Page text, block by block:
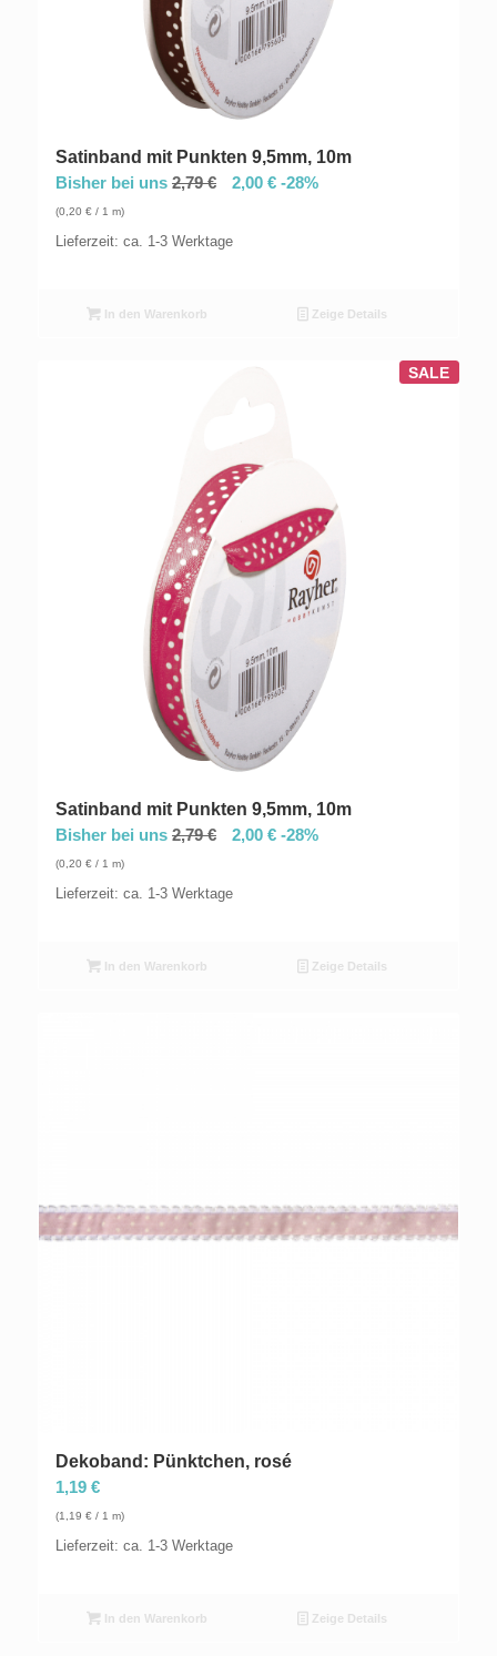
Satinband mit Punkten 9,5mm, 10m
Bisher bei uns 2,79€ 2,00 €-28%
(0,20 €/ 1 m)
Lieferzeit: ca. 1-3 Werktage
In den Warenkorb Zeige Details
SALE
Satinband mit Punkten 9,5mm, 10m
Bisher bei uns 2,79€ 2,00 €-28%
(0,20 €/ 1 m)
Lieferzeit: ca. 1-3 Werktage
In den Warenkorb Zeige Details
Dekoband: Pünktchen, rosé
1,19 €
(1,19 €/ 1 m)
Lieferzeit: ca. 1-3 Werktage
In den Warenkorb Zeige Details